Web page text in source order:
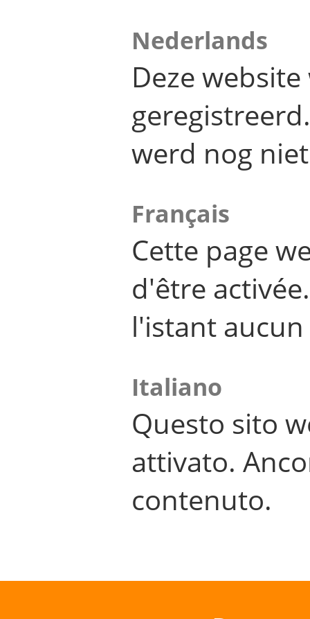
Nederlands
Deze
werd nog
Français
Cette page
d'être
l'istant
Italiano
Questo sito
attivato.
contenuto.